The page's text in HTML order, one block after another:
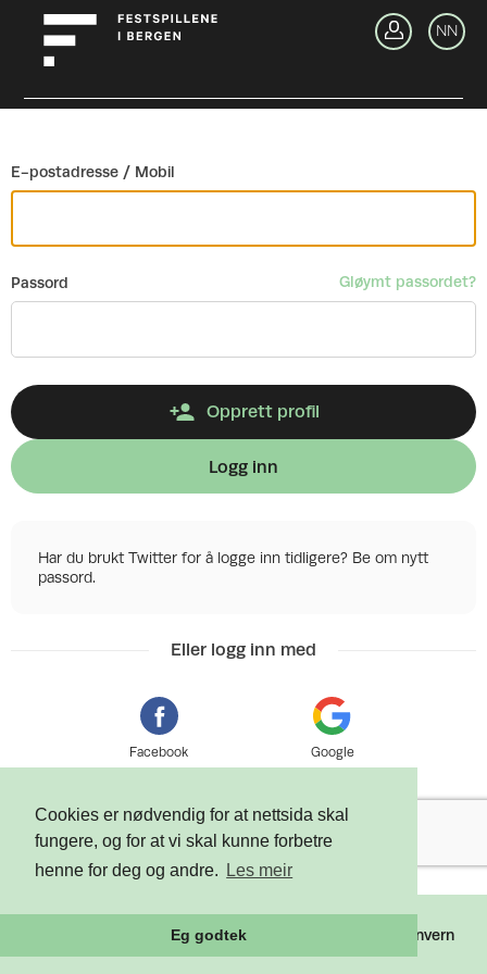
Cookies er nødvendig for at nettsida skal
fungere, og for at vi skal kunne forbetre
henne for deg og andre.
Les meir
Eg godtek
NN
E-postadresse / Mobil
Passord Gløymt passordet?
Opprett profil
Logg inn
Har du brukt Twitter for å logge inn tidligere? Be om nytt
passord.
Eller logg inn med
Facebook Google
2026 Tixly AS - Powered by Personvern